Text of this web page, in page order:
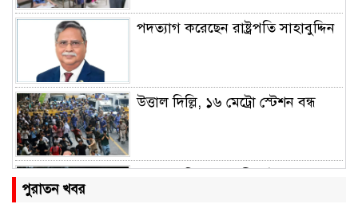
পদত্যাগ করেছেন রাষ্ট্রপতি সাহাবুদ্দিন
উত্তাল দিল্লি, ১৬ মেট্রো স্টেশন বন্ধ
পুরাতন খবর